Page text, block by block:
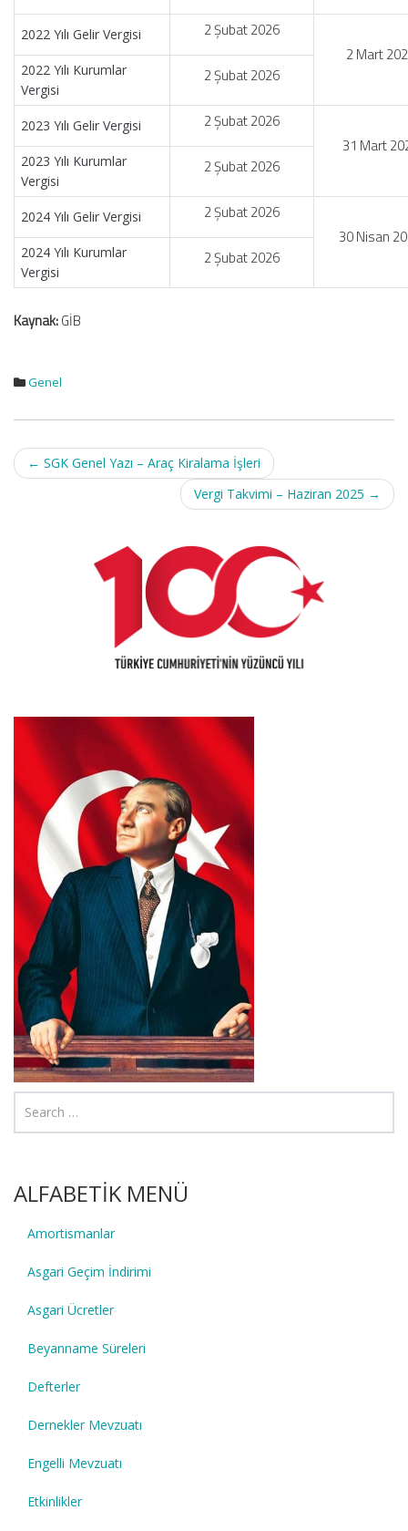
2022 Yılı Gelir Vergisi
2 Şubat 2026
2 Mart
2022 Yılı Kurumlar
Vergisi
2 Şubat 2026
2023 Yılı Gelir Vergisi
2 Şubat 2026
31 Mart
2023 Yılı Kurumlar
Vergisi
2 Şubat 2026
2024 Yılı Gelir Vergisi
2 Şubat 2026
30 Nisan
2024 Yılı Kurumlar
Vergisi
2 Şubat 2026
Kaynak:GİB
Genel
Post
navigation
← SGK Genel Yazı – Araç Kiralama İşleri
Vergi Takvimi – Haziran 2025 →
ALFABETİK MENÜ
Amortismanlar
Asgari Geçim İndirimi
Asgari Ücretler
Beyanname Süreleri
Defterler
Dernekler Mevzuatı
Engelli Mevzuatı
Etkinlikler